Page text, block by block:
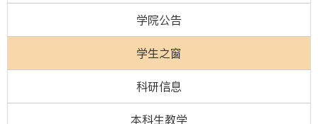
学院公告
学生之窗
科研信息
本科生教学